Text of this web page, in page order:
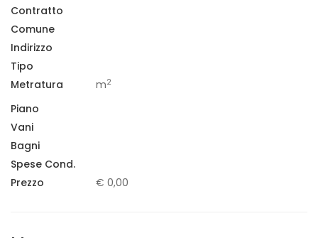
Contratto
Comune
Indirizzo
Tipo
Metratura
m2
Piano
Vani
Bagni
Spese Cond.
Prezzo
€ 0,00